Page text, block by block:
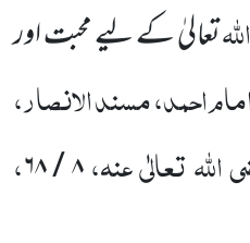
اللّٰہتعالیٰ کے لیے محبت اور
احمد، مسند الانصار،
اللّٰہ تعالٰی عنہ،۸/۶۸،